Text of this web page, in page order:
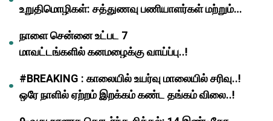
உறுதிமொழிகள்: சத்துணவு பணியாளர்கள் மற்றும்
நாளை சென்னை உட்பட 7
மாவட்டங்களில் கனமழைக்கு வாய்ப்பு..!
#BREAKING : காலையில் உயர்வு மாலையில் சரிவு..!
ஒரே நாளில் ஏற்றம் இறக்கம் கண்ட தங்கம் விலை..!